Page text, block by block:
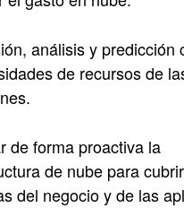
análisis y predicción
de recursos de
de forma proactiva la
de nube para
del negocio y de las